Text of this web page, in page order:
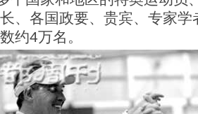
、各国政要、贵宾、专家
约4万名。